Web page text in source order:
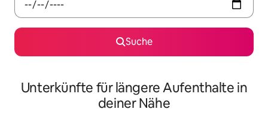
Suche
Unterkünfte für längere Aufenthalte in
deiner Nähe